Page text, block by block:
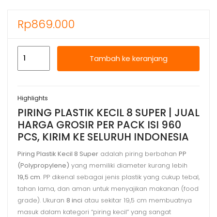
Rp869.000
8
SUPER
|
JUAL
HARGA
GROSIR
Tambah ke keranjang
Highlights
PIRING PLASTIK KECIL 8 SUPER | JUAL
HARGA GROSIR PER PACK ISI 960
PCS, KIRIM KE SELURUH INDONESIA
Piring Plastik Kecil 8 Super adalah piring berbahan PP
(Polypropylene) yang memiliki diameter kurang lebih
19,5 cm. PP dikenal sebagai jenis plastik yang cukup tebal,
tahan lama, dan aman untuk menyajikan makanan (food
grade). Ukuran 8 inci atau sekitar 19,5 cm membuatnya
masuk dalam kategori “piring kecil” yang sangat